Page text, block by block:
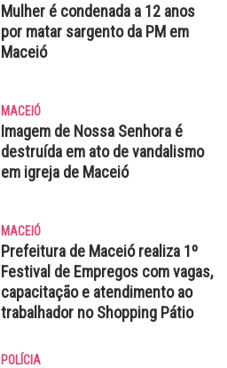
Mulher é condenada a 12 anos
por matar sargento da PM em
Maceió
MACEIÓ
Imagem de Nossa Senhora é
destruída em ato de vandalismo
em igreja de Maceió
MACEIÓ
Prefeitura de Maceió realiza 1º
Festival de Empregos com vagas,
capacitação e atendimento ao
trabalhador no Shopping Pátio
POLÍCIA